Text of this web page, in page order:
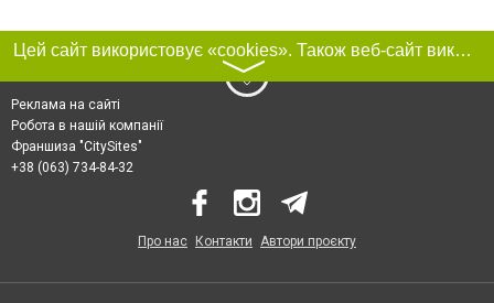
Цей сайт використовує «cookies». Також веб-сайт використовує інтернет-сервіс для збору технічних даних стосовно відвідувачів з метою отримання маркетингової та статистичної інформації. Умови обробки даних відвідувачів сайту див.
〉
Реклама на сайті
Робота в нашій компанії
Франшиза "CitySites"
+38 (063) 734-84-32
Про нас Контакти Автори проєкту